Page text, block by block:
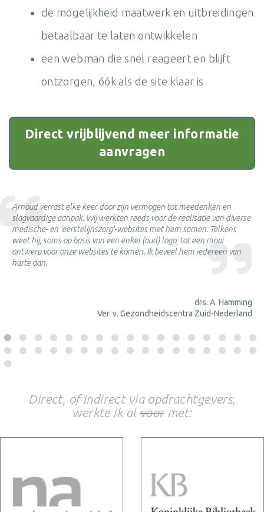
de mogelijkheid maatwerk en uitbreidingen
betaalbaar te laten ontwikkelen
een webman die snel reageert en blijft
ontzorgen, óók als de site klaar is
Direct vrijblijvend meer informatie
aanvragen
Arnoud verrast elke keer door zijn vermogen tot meedenken en
slagvaardige aanpak. Wij werkten reeds voor de realisatie van diverse
medische- en 'eerstelijnszorg'-websites met hem samen. Telkens
weet hij, soms op basis van een enkel (oud) logo, tot een mooi
ontwerp voor onze websites te komen. Ik beveel hem iedereen van
harte aan.
drs. A. Hamming
Ver. v. Gezondheidscentra Zuid-Nederland
Direct, of indirect via opdrachtgevers,
werkte ik al voormet: